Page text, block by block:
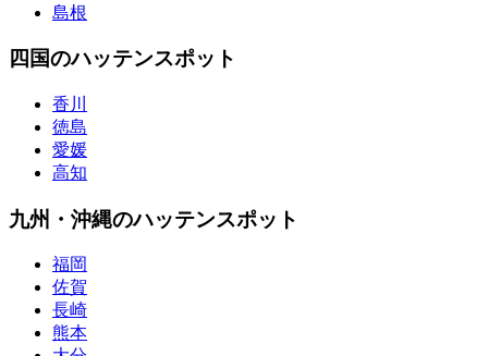
島根
四国のハッテンスポット
香川
徳島
愛媛
高知
九州・沖縄のハッテンスポット
福岡
佐賀
長崎
熊本